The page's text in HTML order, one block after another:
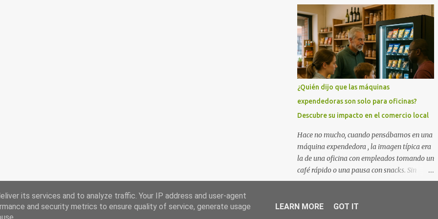
longitud de onda específica atraviesa la piel
y es absorbida preferentemente por la
melanina del vello. Esa absorción
transforma la luz en...
¿Quién dijo que las máquinas
expendedoras son solo para oficinas?
Descubre su impacto en el comercio local
Hace no mucho, cuando pensábamos en una
máquina expendedora , la imagen típica era
la de una oficina con empleados tomando un
café rápido o una pausa con snacks. Sin
embargo, hoy en día, estos dispositivos están
redefiniendo la forma en que compramos y
its services and to analyze traffic. Your IP address and user-agent
and security metrics to ensure quality of service, generate usage
LEARN MORE GOT IT